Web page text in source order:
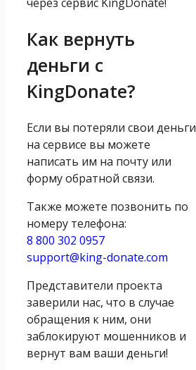
Как вернуть
деньги с
KingDonate?
Если вы потеряли свои деньги
на сервисе вы можете
написать им на почту или
форму обратной связи.
Также можете позвонить по
номеру телефона:
8 800 302 0957
support@king-donate.com
Представители проекта
заверили нас, что в случае
обращения к ним, они
заблокируют мошенников и
вернут вам ваши деньги!